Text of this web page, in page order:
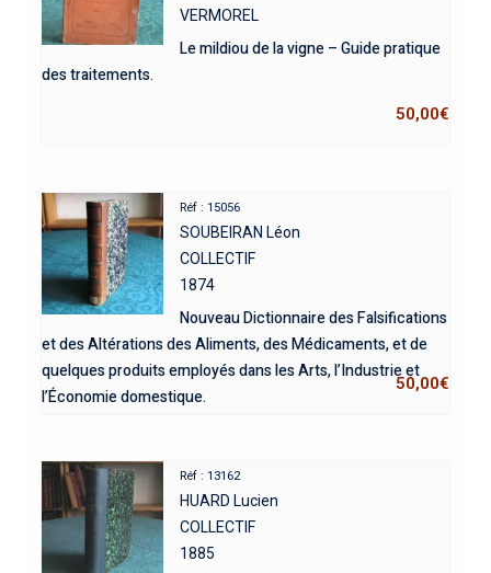
VERMOREL
Le mildiou de la vigne – Guide pratique
des traitements.
50,00€
Réf : 15056
SOUBEIRAN Léon
COLLECTIF
1874
Nouveau Dictionnaire des Falsifications
et des Altérations des Aliments, des Médicaments, et de
quelques produits employés dans les Arts, l’Industrie et
l’Économie domestique.
50,00€
Réf : 13162
HUARD Lucien
COLLECTIF
1885